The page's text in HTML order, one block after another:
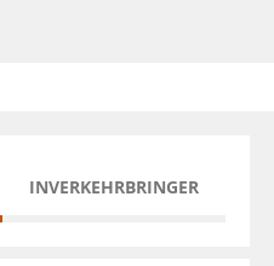
INVERKEHRBRINGER